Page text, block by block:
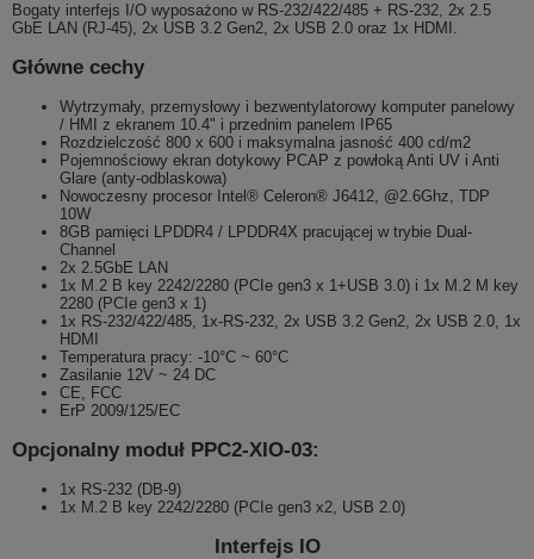
Bogaty interfejs I/O wyposażono w RS-232/422/485 + RS-232, 2x 2.5
GbE LAN (RJ-45), 2x USB 3.2 Gen2, 2x USB 2.0 oraz 1x HDMI.
Główne cechy
Wytrzymały, przemysłowy i bezwentylatorowy komputer panelowy
/ HMI z ekranem 10.4" i przednim panelem IP65
Rozdzielczość 800 x 600 i maksymalna jasność 400 cd/m2
Pojemnościowy ekran dotykowy PCAP z powłoką Anti UV i Anti
Glare (anty-odblaskowa)
Nowoczesny procesor Intel® Celeron® J6412, @2.6Ghz, TDP
10W
8GB pamięci LPDDR4 / LPDDR4X pracującej w trybie Dual-
Channel
2x 2.5GbE LAN
1x M.2 B key 2242/2280 (PCIe gen3 x 1+USB 3.0) i 1x M.2 M key
2280 (PCIe gen3 x 1)
1x RS-232/422/485, 1x-RS-232, 2x USB 3.2 Gen2, 2x USB 2.0, 1x
HDMI
Temperatura pracy: -10°C ~ 60°C
Zasilanie 12V ~ 24 DC
CE, FCC
ErP 2009/125/EC
Opcjonalny moduł PPC2-XIO-03:
1x RS-232 (DB-9)
1x M.2 B key 2242/2280 (PCIe gen3 x2, USB 2.0)
Interfejs IO